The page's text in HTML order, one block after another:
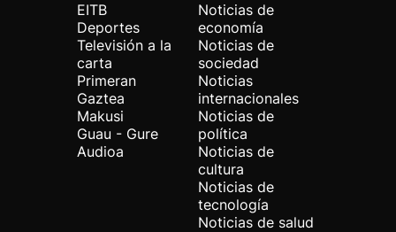
EITB
Deportes
Televisión a la
carta
Primeran
Gaztea
Makusi
Guau - Gure
Audioa
Noticias de
economía
Noticias de
sociedad
Noticias
internacionales
Noticias de
política
Noticias de
cultura
Noticias de
tecnología
Noticias de salud